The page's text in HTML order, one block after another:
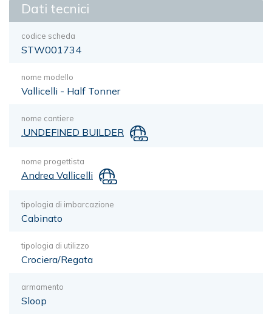
Dati tecnici
codice scheda
STW001734
nome modello
Vallicelli - Half Tonner
nome cantiere
.UNDEFINED BUILDER
nome progettista
Andrea Vallicelli
tipologia di imbarcazione
Cabinato
tipologia di utilizzo
Crociera/Regata
armamento
Sloop